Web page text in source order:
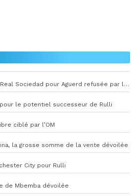
La première offre de la Real Sociedad pour Aguerd refusée par l’OM
le potentiel successeur de Rulli
ciblé par l’OM
la grosse somme de la vente dévoilée
City pour Rulli
de Mbemba dévoilée